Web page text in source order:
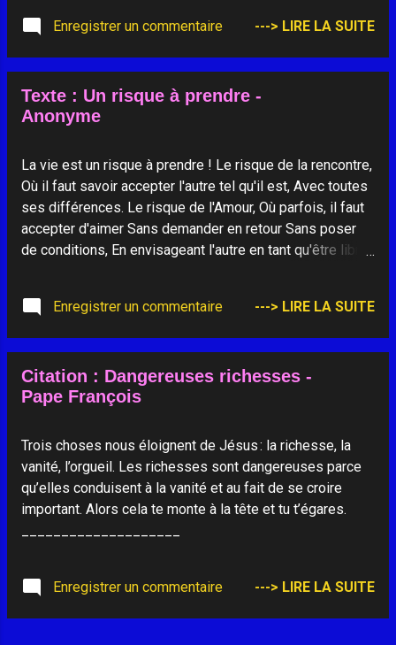
limite : l'impossible !
_____________________
Enregistrer un commentaire ---> LIRE LA SUITE
Texte : Un risque à prendre -
Anonyme
La vie est un risque à prendre ! Le risque de la rencontre,
Où il faut savoir accepter l'autre tel qu'il est, Avec toutes
ses différences. Le risque de l'Amour, Où parfois, il faut
accepter d'aimer Sans demander en retour Sans poser
de conditions, En envisageant l'autre en tant qu'être libre,
approfondie, De ce que l'on est vraiment au fond de son
cœur. C'est non pas tant vouloir posséder que vouloir
être... Être quelqu'un, c'est le risque de la souffrance,
Aussi parce que la vie ne nous ménage pas toujours, Ne
nous protège pas toujours, Et parce que refuser de
oublier de prendre des risques, Et oublier de conduire
son cœur au combat. Chaque jour - avec son lot de
bonheur et de tracas, De joies et de soucis, de rencontre
et de solitudes, Es...
Enregistrer un commentaire ---> LIRE LA SUITE
Citation : Dangereuses richesses -
Pape François
Trois choses nous éloignent de Jésus : la richesse, la
vanité, l’orgueil. Les richesses sont dangereuses parce
qu’elles conduisent à la vanité et au fait de se croire
important. Alors cela te monte à la tête et tu t’égares.
Enregistrer un commentaire ---> LIRE LA SUITE